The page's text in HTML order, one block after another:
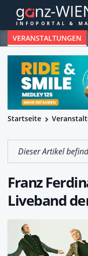
VERANSTALTUNGEN
Startseite
Dieser Artikel
Franz
Liveband